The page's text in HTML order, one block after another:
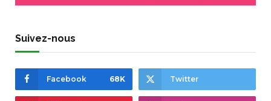
Suivez-nous
Facebook 68K Twitter